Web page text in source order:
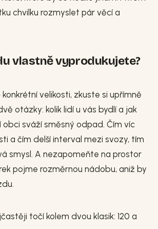
chvilku rozmyslet pár věcí a
vlastně vyprodukujete?
velikosti, zkuste si upřímně
otázky: kolik lidí u vás bydlí a jak
obci sváží směsný odpad. Čím víc
a čím delší interval mezi svozy, tím
smysl. A nezapomeňte na prostor
pojme rozměrnou nádobu, aniž by
točí kolem dvou klasik: 120 a